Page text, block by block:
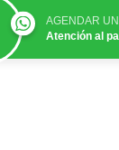
AGENDAR
Atención al